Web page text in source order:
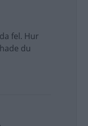
fel. Hur
du